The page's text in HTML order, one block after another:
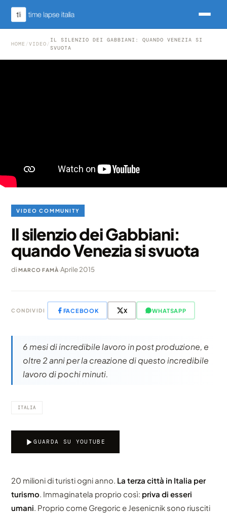
HOME /VIDEO /
IL SILENZIO DEI GABBIANI: QUANDO VENEZIA SI
SVUOTA
VIDEO COMMUNITY
Il silenzio dei Gabbiani:
quando Venezia si svuota
diMARCO FAMÀ·Aprile 2015
CONDIVIDI FACEBOOK X WHATSAPP
6 mesi di incredibile lavoro in post produzione, e
oltre 2 anni per la creazione di questo incredibile
lavoro di pochi minuti.
ITALIA
GUARDA SU YOUTUBE
20 milioni di turisti ogni anno. La terza città in Italia per
turismo. Immaginatela proprio così: priva di esseri
umani. Proprio come Gregoric e Jesenicnik sono riusciti